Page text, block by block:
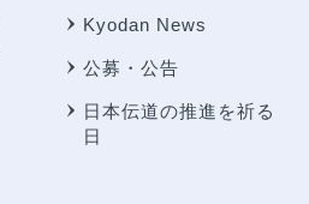
Kyodan News
公募・公告
日本伝道の推進を祈る
日